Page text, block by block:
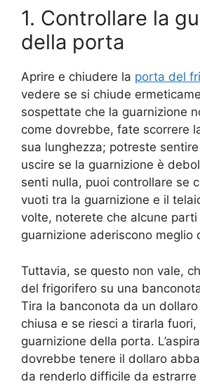
1. Controllare la
della porta
Aprire e chiudere la porta del
vedere se si chiude
sospettate che la guarnizione
come dovrebbe, fate scorrere
sua lunghezza; potreste sentire
uscire se la guarnizione è
senti nulla, puoi controllare se
vuoti tra la guarnizione e il
volte, noterete che alcune parti
guarnizione aderiscono meglio
Tuttavia, se questo non vale,
del frigorifero su una
Tira la banconota da un
chiusa e se riesci a tirarla
guarnizione della porta.
dovrebbe tenere il dollaro
da renderlo difficile da estrarre